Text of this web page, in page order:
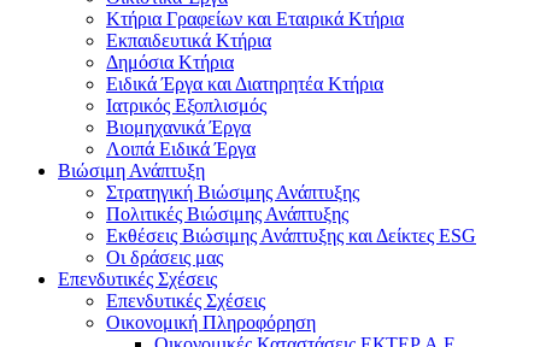
Κτήρια Γραφείων και Εταιρικά Κτήρια
Εκπαιδευτικά Κτήρια
Δημόσια Κτήρια
Ειδικά Έργα και Διατηρητέα Κτήρια
Ιατρικός Εξοπλισμός
Βιομηχανικά Έργα
Λοιπά Ειδικά Έργα
Βιώσιμη Ανάπτυξη
Στρατηγική Βιώσιμης Ανάπτυξης
Πολιτικές Βιώσιμης Ανάπτυξης
Εκθέσεις Βιώσιμης Ανάπτυξης και Δείκτες ESG
Οι δράσεις μας
Επενδυτικές Σχέσεις
Επενδυτικές Σχέσεις
Οικονομική Πληροφόρηση